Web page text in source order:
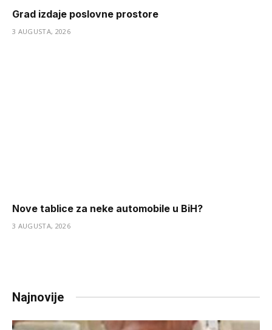
Grad izdaje poslovne prostore
3 AUGUSTA, 2026
Nove tablice za neke automobile u BiH?
3 AUGUSTA, 2026
Najnovije